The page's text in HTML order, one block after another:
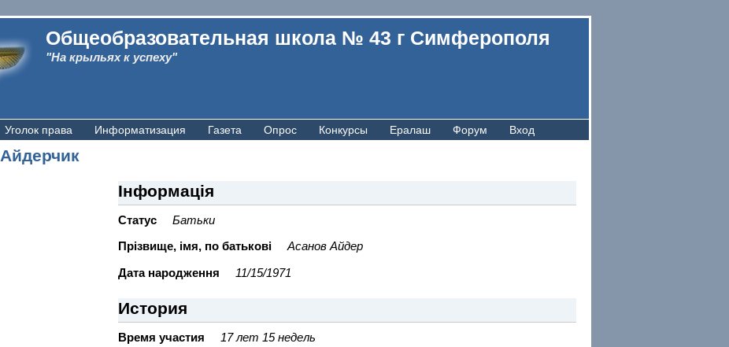
Общеобразовательная школа № 43 г Симферополя
"На крыльях к успеху"
Уголок права Информатизация Газета Опрос Конкурсы Ералаш Форум Вход
Айдерчик
Інформація
Статус Батьки
Прiзвище, iмя, по батьковi Асанов Айдер
Дата народження 11/15/1971
История
Время участия 17 лет 15 недель